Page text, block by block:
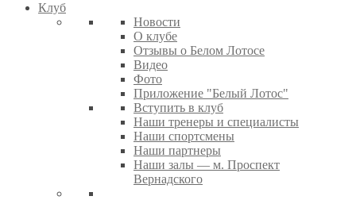
Клуб
Новости
О клубе
Отзывы о Белом Лотосе
Видео
Фото
Приложение "Белый Лотос"
Вступить в клуб
Наши тренеры и специалисты
Наши спортсмены
Наши партнеры
Наши залы — м. Проспект
Вернадского